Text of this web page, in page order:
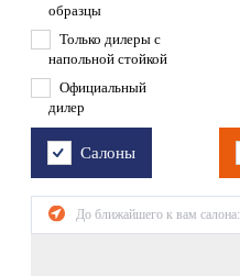
образцы
Только дилеры с
напольной стойкой
Официальный
дилер
Салоны
До ближайшего к вам салона: